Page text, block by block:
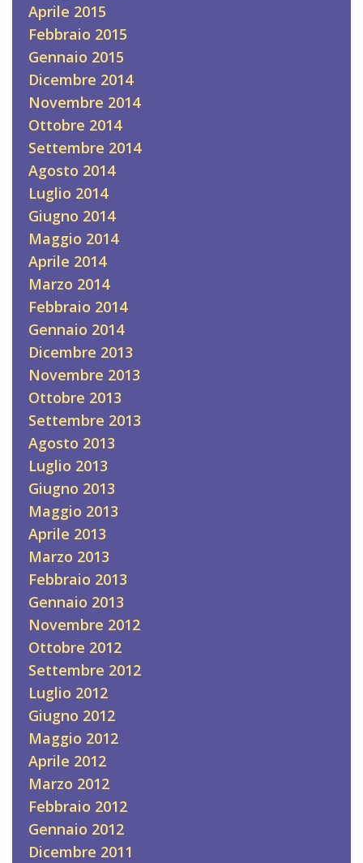
Aprile 2015
Febbraio 2015
Gennaio 2015
Dicembre 2014
Novembre 2014
Ottobre 2014
Settembre 2014
Agosto 2014
Luglio 2014
Giugno 2014
Maggio 2014
Aprile 2014
Marzo 2014
Febbraio 2014
Gennaio 2014
Dicembre 2013
Novembre 2013
Ottobre 2013
Settembre 2013
Agosto 2013
Luglio 2013
Giugno 2013
Maggio 2013
Aprile 2013
Marzo 2013
Febbraio 2013
Gennaio 2013
Novembre 2012
Ottobre 2012
Settembre 2012
Luglio 2012
Giugno 2012
Maggio 2012
Aprile 2012
Marzo 2012
Febbraio 2012
Gennaio 2012
Dicembre 2011